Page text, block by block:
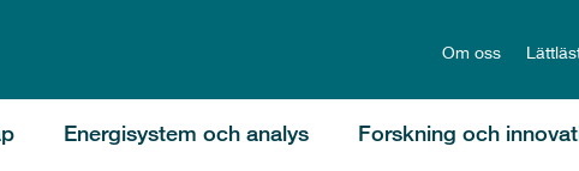
Om oss
Energisystem och analys Forskning och